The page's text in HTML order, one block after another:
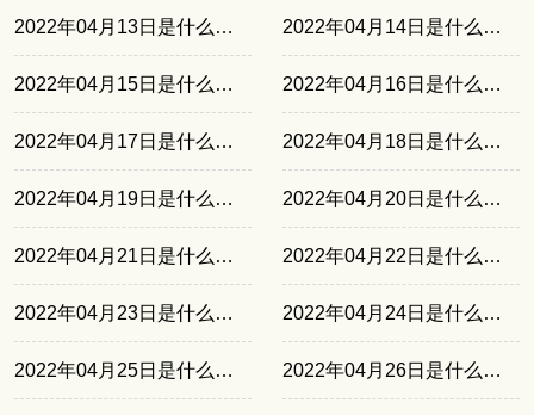
2022年04月13日是什么日子 2022年04月14日是什么日子
2022年04月15日是什么日子 2022年04月16日是什么日子
2022年04月17日是什么日子 2022年04月18日是什么日子
2022年04月19日是什么日子 2022年04月20日是什么日子
2022年04月21日是什么日子 2022年04月22日是什么日子
2022年04月23日是什么日子 2022年04月24日是什么日子
2022年04月25日是什么日子 2022年04月26日是什么日子